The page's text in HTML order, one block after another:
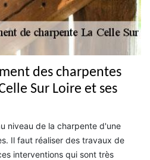
des charpentes
Sur Loire et ses
niveau de la charpente d'une
Il faut réaliser des travaux de
interventions qui sont très